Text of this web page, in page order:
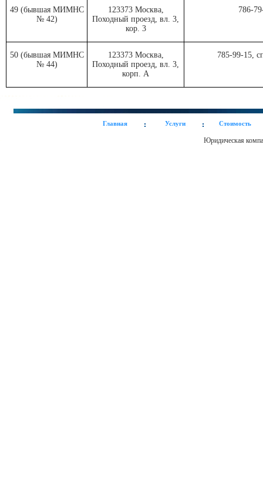
49 (бывшая МИМНС
№ 42)
123373 Москва,
Походный проезд, вл. 3,
кор. 3
786-
50 (бывшая МИМНС
№ 44)
123373 Москва,
Походный проезд, вл. 3,
корп. А
785-99-15,
Главная Услуги Стоимость
Юридическая